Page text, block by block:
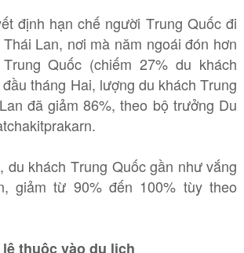
định hạn chế người Trung Quốc đi
Lan, nơi mà năm ngoái đón hơn
Quốc (chiếm 27% du khách
tháng Hai, lượng du khách Trung
đã giảm 86%, theo bộ trưởng Du
du khách Trung Quốc gần như vắng
giảm từ 90% đến 100% tùy theo
thuộc vào du lịch